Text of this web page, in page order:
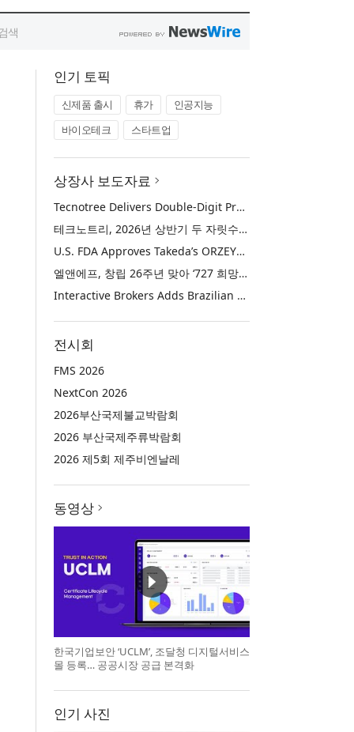
인기 토픽
신제품 출시 휴가
인공지능
바이오테크
스타트업
상장사 보도자료
Tecnotree Delivers Double-Digit Profit Growth and Accelerated Deployment Momentum in H1 2026
테크노트리, 2026년 상반기 두 자릿수 이익 성장 및 글로벌 구축 가속화
U.S. FDA Approves Takeda’s ORZEYFUL™ (oveporexton), the First and Only Medicine to Treat the Underlying Cause of Narcolepsy Type 1
엘앤에프, 창립 26주년 맞아 ‘727 희망박스’ 나눔 캠페인 진행… 임직원과 함께 대구 지역사회 상생 실천
Interactive Brokers Adds Brazilian Futures through Brazil’s B3 Exchange
전시회
FMS 2026
NextCon 2026
2026부산국제불교박람회
2026 부산국제주류박람회
2026 제5회 제주비엔날레
동영상
한국기업보안 ‘UCLM’, 조달청 디지털서비스
몰 등록… 공공시장 공급 본격화
인기 사진